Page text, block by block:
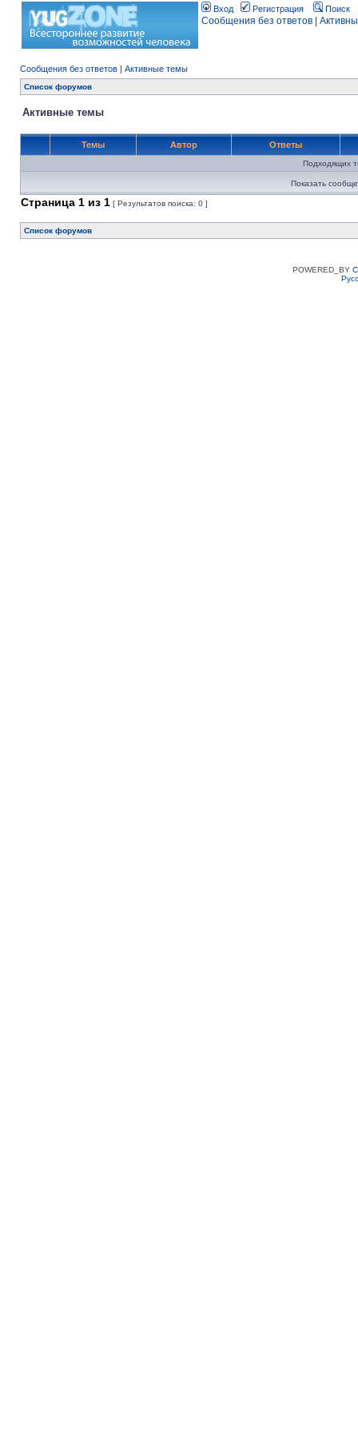
Вход Регистрация Поиск
Сообщения без ответов
Сообщения без ответов | Активные темы
Список форумов
Активные темы
Темы Автор Ответы
Подходящих
Показать
Страница 1 из 1 [ Результатов поиска: 0 ]
Список форумов
POWERED_BY